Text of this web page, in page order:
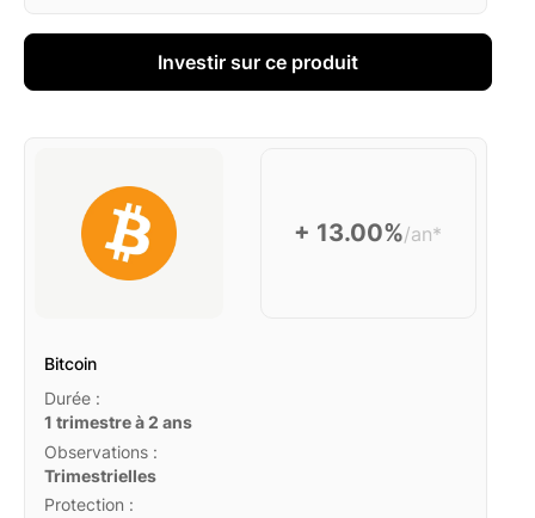
Investir sur ce produit
+ 13.00%/an*
Bitcoin
Durée :
1 trimestre à 2 ans
Observations :
Trimestrielles
Protection :